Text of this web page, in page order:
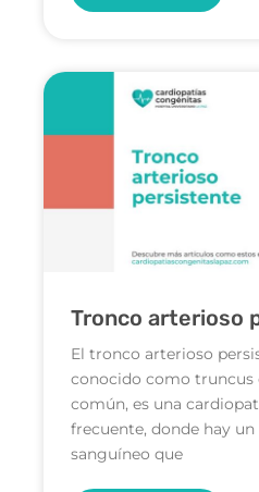
Tronco arterioso
El tronco arterioso
conocido como truncus
común, es una
frecuente, donde hay un
sanguíneo que